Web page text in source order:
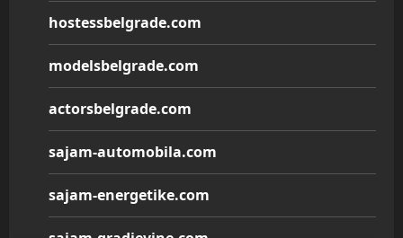
hostessbelgrade.com
modelsbelgrade.com
actorsbelgrade.com
sajam-automobila.com
sajam-energetike.com